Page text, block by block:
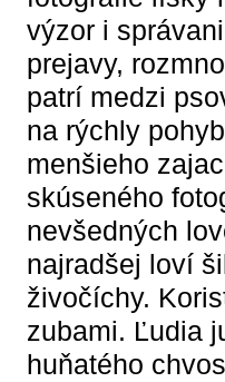
výzor i
prejavy,
patrí medzi
na rýchly
menšieho
skúseného
nevšedných
najradšej loví
živočíchy.
zubami. Ľudia
huňatého